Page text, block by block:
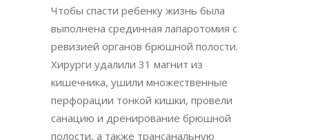
Чтобы спасти ребенку жизнь была
выполнена срединная лапаротомия с
ревизией органов брюшной полости.
Хирурги удалили 31 магнит из
кишечника, ушили множественные
перфорации тонкой кишки, провели
санацию и дренирование брюшной
полости, а также трансанальную